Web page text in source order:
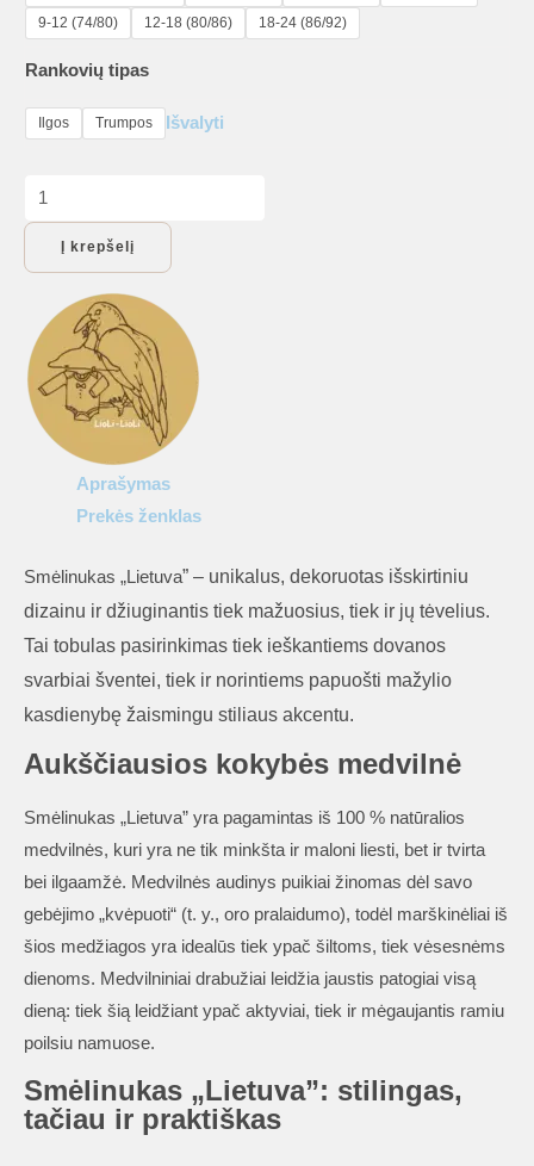
9-12 (74/80)
12-18 (80/86) 18-24 (86/92)
Rankovių tipas
Ilgos Trumpos Išvalyti
produkto
kiekis:
Smėlinukas
Į krepšelį
Aprašymas
Prekės ženklas
Smėlinukas „Lietuva” – unikalus, dekoruotas išskirtiniu
dizainu ir džiuginantis tiek mažuosius, tiek ir jų tėvelius.
Tai tobulas pasirinkimas tiek ieškantiems dovanos
svarbiai šventei, tiek ir norintiems papuošti mažylio
kasdienybę žaismingu stiliaus akcentu.
Aukščiausios kokybės medvilnė
Smėlinukas „Lietuva” yra pagamintas iš 100 % natūralios
medvilnės, kuri yra ne tik minkšta ir maloni liesti, bet ir tvirta
bei ilgaamžė. Medvilnės audinys puikiai žinomas dėl savo
gebėjimo „kvėpuoti“ (t. y., oro pralaidumo), todėl marškinėliai iš
šios medžiagos yra idealūs tiek ypač šiltoms, tiek vėsesnėms
dienoms. Medvilniniai drabužiai leidžia jaustis patogiai visą
dieną: tiek šią leidžiant ypač aktyviai, tiek ir mėgaujantis ramiu
poilsiu namuose.
Smėlinukas „Lietuva”: stilingas,
tačiau ir praktiškas